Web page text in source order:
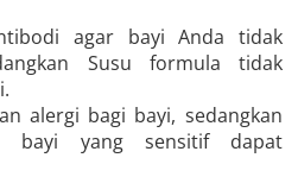
agar bayi Anda tidak
Susu formula tidak
alergi bagi bayi, sedangkan
bayi yang sensitif dapat